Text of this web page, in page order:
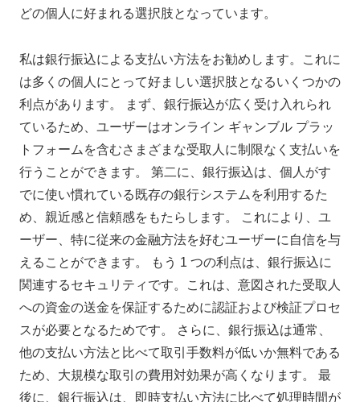
どの個人に好まれる選択肢となっています。
私は銀行振込による支払い方法をお勧めします。これに
は多くの個人にとって好ましい選択肢となるいくつかの
利点があります。 まず、銀行振込が広く受け入れられ
ているため、ユーザーはオンライン ギャンブル プラッ
トフォームを含むさまざまな受取人に制限なく支払いを
行うことができます。 第二に、銀行振込は、個人がす
でに使い慣れている既存の銀行システムを利用するた
め、親近感と信頼感をもたらします。 これにより、ユ
ーザー、特に従来の金融方法を好むユーザーに自信を与
えることができます。 もう 1 つの利点は、銀行振込に
関連するセキュリティです。これは、意図された受取人
への資金の送金を保証するために認証および検証プロセ
スが必要となるためです。 さらに、銀行振込は通常、
他の支払い方法と比べて取引手数料が低いか無料である
ため、大規模な取引の費用対効果が高くなります。 最
後に、銀行振込は、即時支払い方法に比べて処理時間が